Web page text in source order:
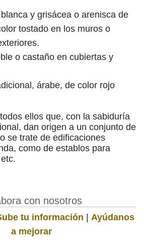
y grisácea o arenisca de
tostado en los muros o
o castaño en cubiertas y
árabe, de color rojo
ellos que, con la sabiduría
dan origen a un conjunto de
se trate de edificaciones
como de establos para
con nosotros
tu información | Ayúdanos
a mejorar